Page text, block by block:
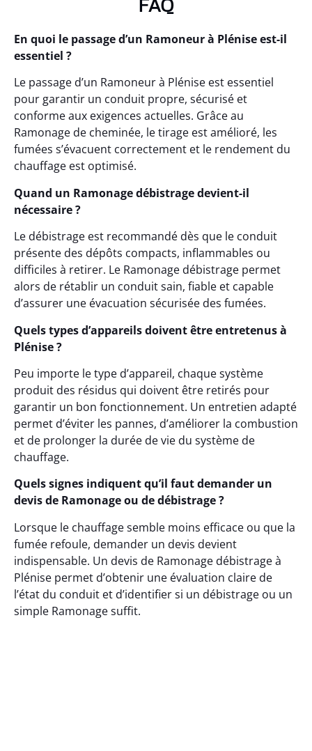
FAQ
En quoi le passage d’un Ramoneur à Plénise est-il
essentiel ?
Le passage d’un Ramoneur à Plénise est essentiel
pour garantir un conduit propre, sécurisé et
conforme aux exigences actuelles. Grâce au
Ramonage de cheminée, le tirage est amélioré, les
fumées s’évacuent correctement et le rendement du
chauffage est optimisé.
Quand un Ramonage débistrage devient-il
nécessaire ?
Le débistrage est recommandé dès que le conduit
présente des dépôts compacts, inflammables ou
difficiles à retirer. Le Ramonage débistrage permet
alors de rétablir un conduit sain, fiable et capable
d’assurer une évacuation sécurisée des fumées.
Quels types d’appareils doivent être entretenus à
Plénise ?
Peu importe le type d’appareil, chaque système
produit des résidus qui doivent être retirés pour
garantir un bon fonctionnement. Un entretien adapté
permet d’éviter les pannes, d’améliorer la combustion
et de prolonger la durée de vie du système de
chauffage.
Quels signes indiquent qu’il faut demander un
devis de Ramonage ou de débistrage ?
Lorsque le chauffage semble moins efficace ou que la
fumée refoule, demander un devis devient
indispensable. Un devis de Ramonage débistrage à
Plénise permet d’obtenir une évaluation claire de
l’état du conduit et d’identifier si un débistrage ou un
simple Ramonage suffit.